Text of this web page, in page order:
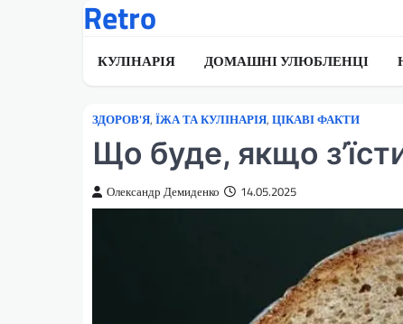
Retro
КУЛІНАРІЯ ДОМАШНІ УЛЮБЛЕНЦІ
ЗДОРОВ'Я, ЇЖА ТА КУЛІНАРІЯ, ЦІКАВІ ФАКТИ
Що буде, якщо
Олександр Демиденко 14.05.2025